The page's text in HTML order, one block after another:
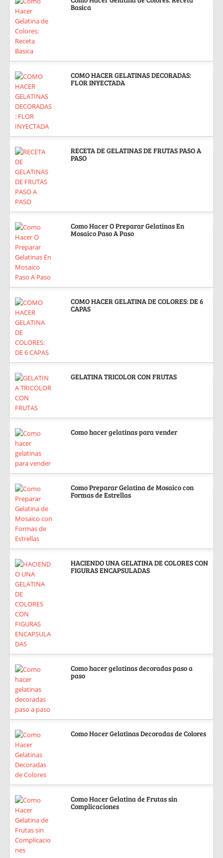
Basica
COMO HACER GELATINAS DECORADAS:
FLOR INYECTADA
RECETA DE GELATINAS DE FRUTAS PASO A
PASO
Como Hacer O Preparar Gelatinas En
Mosaico Paso A Paso
COMO HACER GELATINA DE COLORES: DE 6
CAPAS
GELATINA TRICOLOR CON FRUTAS
Como hacer gelatinas para vender
Como Preparar Gelatina de Mosaico con
Formas de Estrellas
HACIENDO UNA GELATINA DE COLORES CON
FIGURAS ENCAPSULADAS
Como hacer gelatinas decoradas paso a
paso
Como Hacer Gelatinas Decoradas de Colores
Como Hacer Gelatina de Frutas sin
Complicaciones